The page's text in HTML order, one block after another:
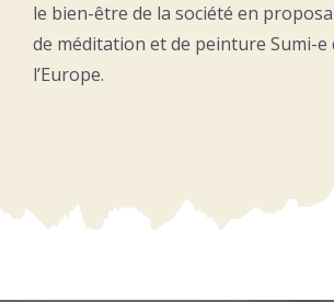
le bien-être de la société en
de méditation et de peinture Sumi-e
l’Europe.